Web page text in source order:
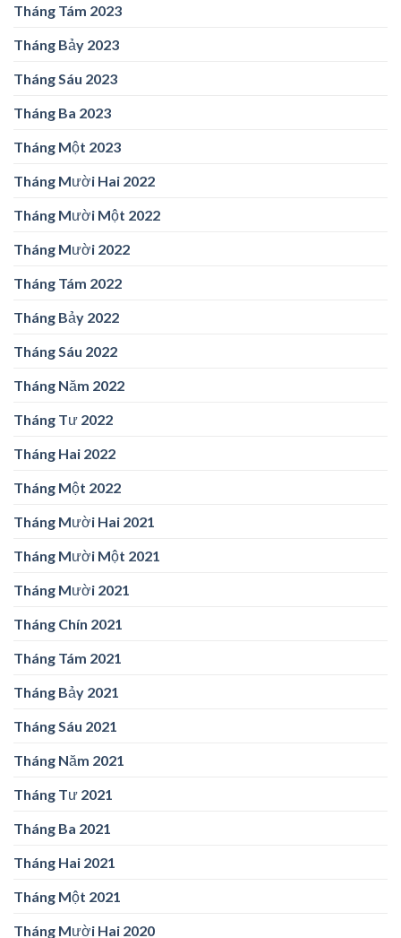
Tháng Tám 2023
Tháng Bảy 2023
Tháng Sáu 2023
Tháng Ba 2023
Tháng Một 2023
Tháng Mười Hai 2022
Tháng Mười Một 2022
Tháng Mười 2022
Tháng Tám 2022
Tháng Bảy 2022
Tháng Sáu 2022
Tháng Năm 2022
Tháng Tư 2022
Tháng Hai 2022
Tháng Một 2022
Tháng Mười Hai 2021
Tháng Mười Một 2021
Tháng Mười 2021
Tháng Chín 2021
Tháng Tám 2021
Tháng Bảy 2021
Tháng Sáu 2021
Tháng Năm 2021
Tháng Tư 2021
Tháng Ba 2021
Tháng Hai 2021
Tháng Một 2021
Tháng Mười Hai 2020